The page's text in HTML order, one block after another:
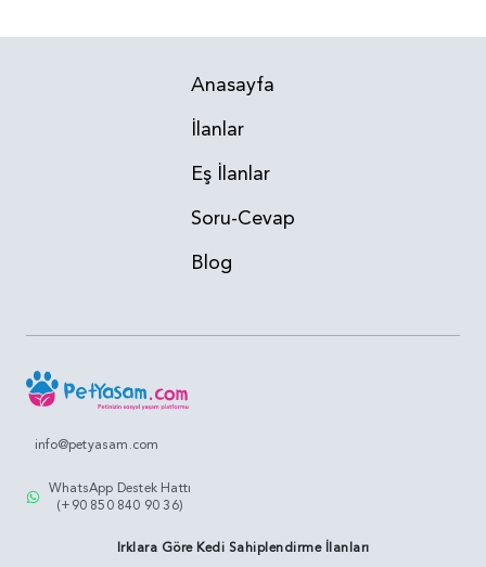
Anasayfa
İlanlar
Eş İlanlar
Soru-Cevap
Blog
info@petyasam.com
WhatsApp Destek Hattı
(+90 850 840 90 36)
Irklara Göre Kedi Sahiplendirme İlanları